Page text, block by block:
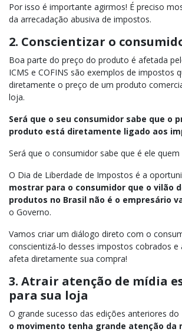
Por isso é importante agirmos! É preciso
da arrecadação abusiva de impostos.
2. Conscientizar o
Boa parte do preço do produto é afetada
ICMS e COFINS são exemplos de impostos
diretamente o preço de um produto
loja.
Será que o seu consumidor sabe que o
produto está diretamente ligado aos
Será que o consumidor sabe que é ele
O Dia de Liberdade de Impostos é a
mostrar para o consumidor que o vilão
produtos no Brasil não é o empresário
o Governo.
Vamos criar um diálogo direto com o
conscientizá-lo desses impostos cobrados
afeta diretamente sua compra!
3. Atrair atenção de mídia
para sua loja
O grande sucesso das edições anteriores do
o movimento tenha grande atenção da